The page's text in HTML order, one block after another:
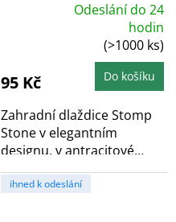
z
5
hvězdiček.
Odeslání do 24
hodin
(>1000 ks)
95 Kč Do košíku
Zahradní dlaždice Stomp
Stone v elegantním
designu, v antracitové
barvě. Nášlap je...
ihned k odeslání